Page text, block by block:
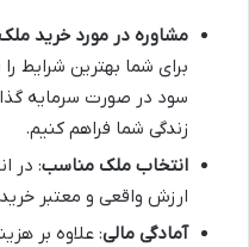
مشاوره در مورد خرید ملک
برای شما بهترین شرایط
سود در صورت سرمایه
زندگی شما فراهم کنیم.
انتخاب ملک مناسب: در
ارزش واقعی و معتبر
آمادگی مالی: علاوه بر